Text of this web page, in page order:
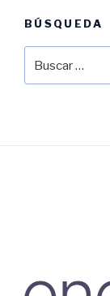
BÚSQUEDA